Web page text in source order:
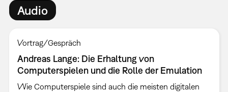
Audio
Vortrag/Gespräch
Andreas Lange: Die Erhaltung von
Computerspielen und die Rolle der Emulation
Wie Computerspiele sind auch die meisten digitalen